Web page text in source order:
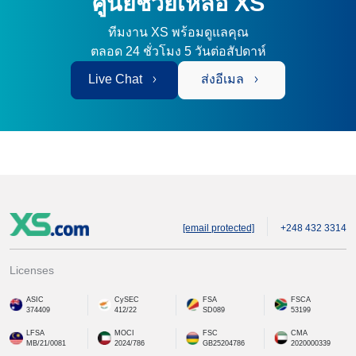
ทีมงาน XS พร้อมดูแลคุณ
ตลอด 24 ชั่วโมง 5 วันต่อสัปดาห์
Live Chat ส่งอีเมล
[email protected] +248 432 3314
Licenses
ASIC
374409
CySEC
412/22
FSA
SD089
FSCA
53199
LFSA
MB/21/0081
MOCI
2024/786
FSC
GB25204786
CMA
2020000339